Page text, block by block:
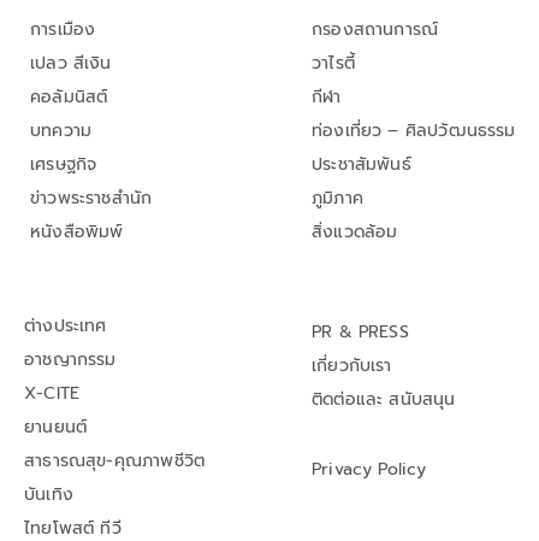
การเมือง
เปลว สีเงิน
คอลัมนิสต์
บทความ
เศรษฐกิจ
ข่าวพระราชสำนัก
หนังสือพิมพ์
กรองสถานการณ์
วาไรตี้
กีฬา
ท่องเที่ยว – ศิลปวัฒนธรรม
ประชาสัมพันธ์
ภูมิภาค
สิ่งแวดล้อม
ต่างประเทศ
อาชญากรรม
X-CITE
ยานยนต์
สาธารณสุข-คุณภาพชีวิต
บันเทิง
ไทยโพสต์ ทีวี
PR & PRESS
เกี่ยวกับเรา
ติดต่อและ สนับสนุน
Privacy Policy